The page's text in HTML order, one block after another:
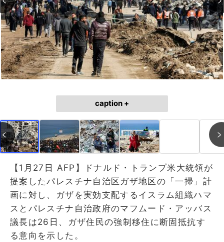
caption +
【1月27日 AFP】ドナルド・トランプ米大統領が
提案したパレスチナ自治区ガザ地区の「一掃」計
画に対し、ガザを実効支配するイスラム組織ハマ
スとパレスチナ自治政府のマフムード・アッバス
議長は26日、ガザ住民の強制移住に断固抵抗す
る意向を示した。